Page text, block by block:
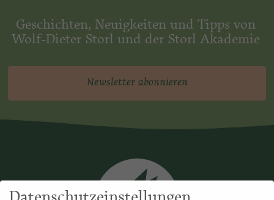
Geschichten, Neuigkeiten und Tipps von
Wolf-Dieter Storl und der Storl Akademie
Newsletter abonnieren